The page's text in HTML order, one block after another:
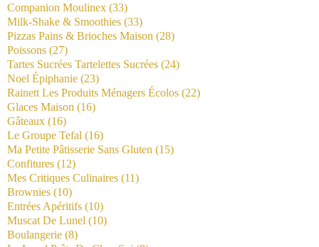
Companion Moulinex (33)
Milk-Shake & Smoothies (33)
Pizzas Pains & Brioches Maison (28)
Poissons (27)
Tartes Sucrées Tartelettes Sucrées (24)
Noel Épiphanie (23)
Rainett Les Produits Ménagers Écolos (22)
Glaces Maison (16)
Gâteaux (16)
Le Groupe Tefal (16)
Ma Petite Pâtisserie Sans Gluten (15)
Confitures (12)
Mes Critiques Culinaires (11)
Brownies (10)
Entrées Apéritifs (10)
Muscat De Lunel (10)
Boulangerie (8)